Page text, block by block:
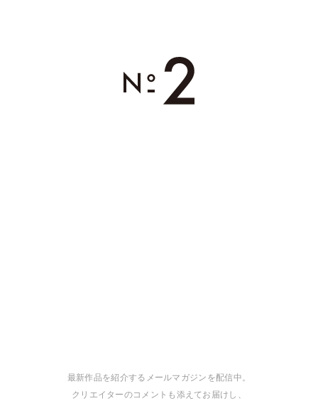
最新作品を紹介するメールマガジンを配信中。
クリエイターのコメントも添えてお届けし、